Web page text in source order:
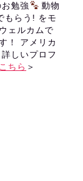
勉強
動物
もらう! をモ
ェルカムで
！ アメリカ
詳しいプロフ
こちら ＞